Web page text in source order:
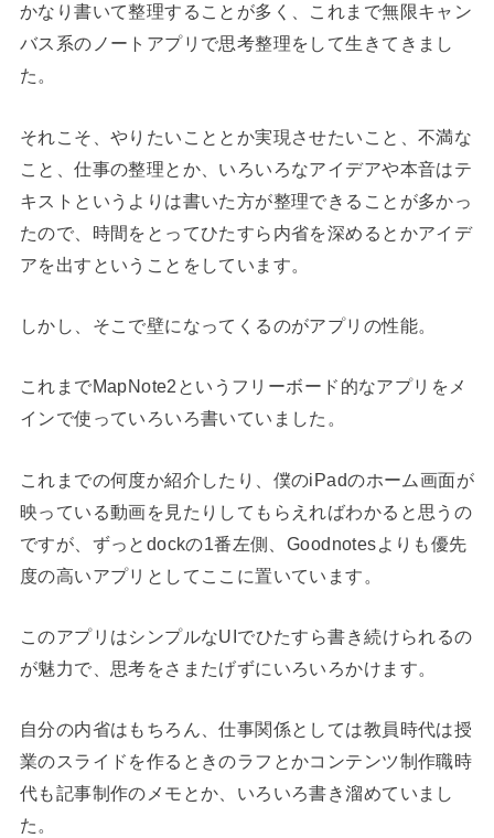
かなり書いて整理することが多く、これまで無限キャン
バス系のノートアプリで思考整理をして生きてきまし
た。
それこそ、やりたいこととか実現させたいこと、不満な
こと、仕事の整理とか、いろいろなアイデアや本音はテ
キストというよりは書いた方が整理できることが多かっ
たので、時間をとってひたすら内省を深めるとかアイデ
アを出すということをしています。
しかし、そこで壁になってくるのがアプリの性能。
これまでMapNote2というフリーボード的なアプリをメ
インで使っていろいろ書いていました。
これまでの何度か紹介したり、僕のiPadのホーム画面が
映っている動画を見たりしてもらえればわかると思うの
ですが、ずっとdockの1番左側、Goodnotesよりも優先
度の高いアプリとしてここに置いています。
このアプリはシンプルなUIでひたすら書き続けられるの
が魅力で、思考をさまたげずにいろいろかけます。
自分の内省はもちろん、仕事関係としては教員時代は授
業のスライドを作るときのラフとかコンテンツ制作職時
代も記事制作のメモとか、いろいろ書き溜めていまし
た。